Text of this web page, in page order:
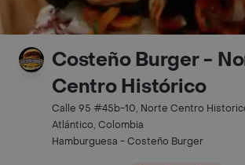
Costeño Burger -
Centro Histórico
Calle 95 #45b-10, Norte Centro
Atlántico, Colombia
Hamburguesa - Costeño Burger